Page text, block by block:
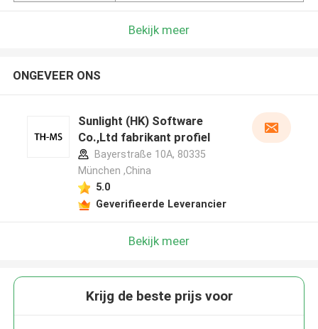
Bekijk meer
ONGEVEER ONS
Sunlight (HK) Software
Co.,Ltd fabrikant profiel
Bayerstraße 10A, 80335
München ,China
5.0
Geverifieerde Leverancier
Bekijk meer
Krijg de beste prijs voor